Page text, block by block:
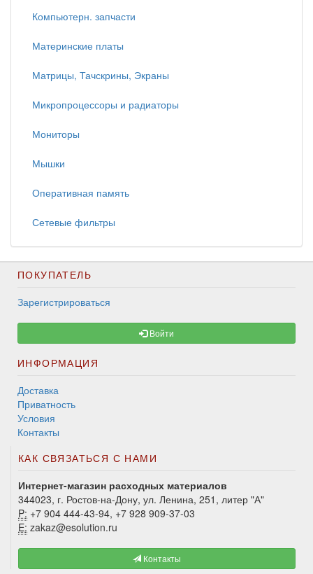
Компьютерн. запчасти
Материнские платы
Матрицы, Тачскрины, Экраны
Микропроцессоры и радиаторы
Мониторы
Мышки
Оперативная память
Сетевые фильтры
ПОКУПАТЕЛЬ
Зарегистрироваться
Войти
ИНФОРМАЦИЯ
Доставка
Приватность
Условия
Контакты
КАК СВЯЗАТЬСЯ С НАМИ
Интернет-магазин расходных материалов
344023, г. Ростов-на-Дону, ул. Ленина, 251, литер "А"
P: +7 904 444-43-94, +7 928 909-37-03
E: zakaz@esolution.ru
Контакты